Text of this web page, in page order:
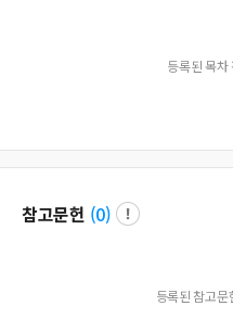
등록된 목차
참고문헌 (0)
등록된 참고